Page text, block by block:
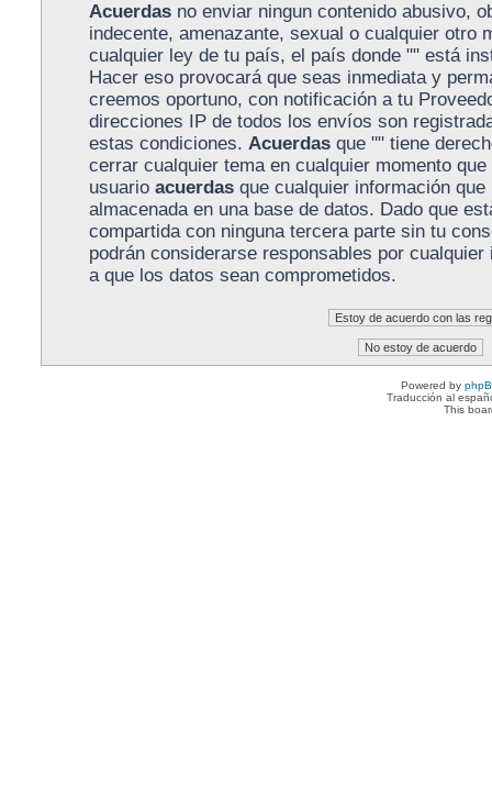
Acuerdasno enviar ningun contenido abusivo,
indecente, amenazante, sexual o cualquier otro
cualquier ley de tu país, el país donde "" está
Hacer eso provocará que seas inmediata y
creemos oportuno, con notificación a tu
direcciones IP de todos los envíos son
estas condiciones. Acuerdasque "" tiene
cerrar cualquier tema en cualquier momento
usuario acuerdasque cualquier información que
almacenada en una base de datos. Dado que
compartida con ninguna tercera parte sin tu
podrán considerarse responsables por
a que los datos sean comprometidos.
Powered by
Traducción al
This